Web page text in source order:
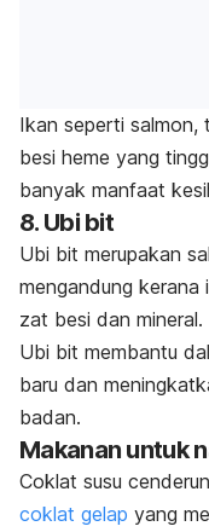
Ikan seperti salmon,
besi heme yang
banyak manfaat
8. Ubi bit
Ubi bit merupakan
mengandung kerana
zat besi dan mineral.
Ubi bit membantu
baru dan
badan.
Makanan untuk
Coklat susu
coklat gelap yang